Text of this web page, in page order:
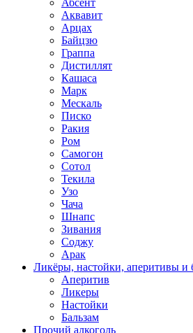
Абсент
Аквавит
Арцах
Байцзю
Граппа
Дистиллят
Кашаса
Марк
Мескаль
Писко
Ракия
Ром
Самогон
Сотол
Текила
Узо
Чача
Шнапс
Зивания
Соджу
Арак
Ликёры, настойки, аперитивы и
Аперитив
Ликеры
Настойки
Бальзам
Прочий алкоголь